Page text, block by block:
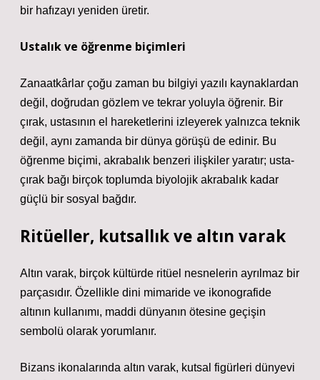
bir hafızayı yeniden üretir.
Ustalık ve öğrenme biçimleri
Zanaatkârlar çoğu zaman bu bilgiyi yazılı kaynaklardan
değil, doğrudan gözlem ve tekrar yoluyla öğrenir. Bir
çırak, ustasının el hareketlerini izleyerek yalnızca teknik
değil, aynı zamanda bir dünya görüşü de edinir. Bu
öğrenme biçimi, akrabalık benzeri ilişkiler yaratır; usta-
çırak bağı birçok toplumda biyolojik akrabalık kadar
güçlü bir sosyal bağdır.
Ritüeller, kutsallık ve altın varak
Altın varak, birçok kültürde ritüel nesnelerin ayrılmaz bir
parçasıdır. Özellikle dini mimaride ve ikonografide
altının kullanımı, maddi dünyanın ötesine geçişin
sembolü olarak yorumlanır.
Bizans ikonalarında altın varak, kutsal figürleri dünyevi